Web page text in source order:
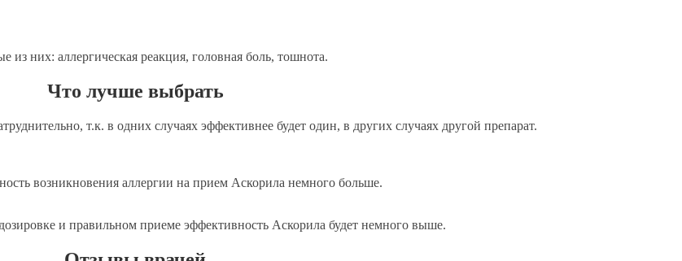
них: аллергическая реакция, головная боль, тошнота.
Что лучше выбрать
т.к. в одних случаях эффективнее будет один, в других случаях другой препарат.
возникновения аллергии на прием Аскорила немного больше.
и правильном приеме эффективность Аскорила будет немного выше.